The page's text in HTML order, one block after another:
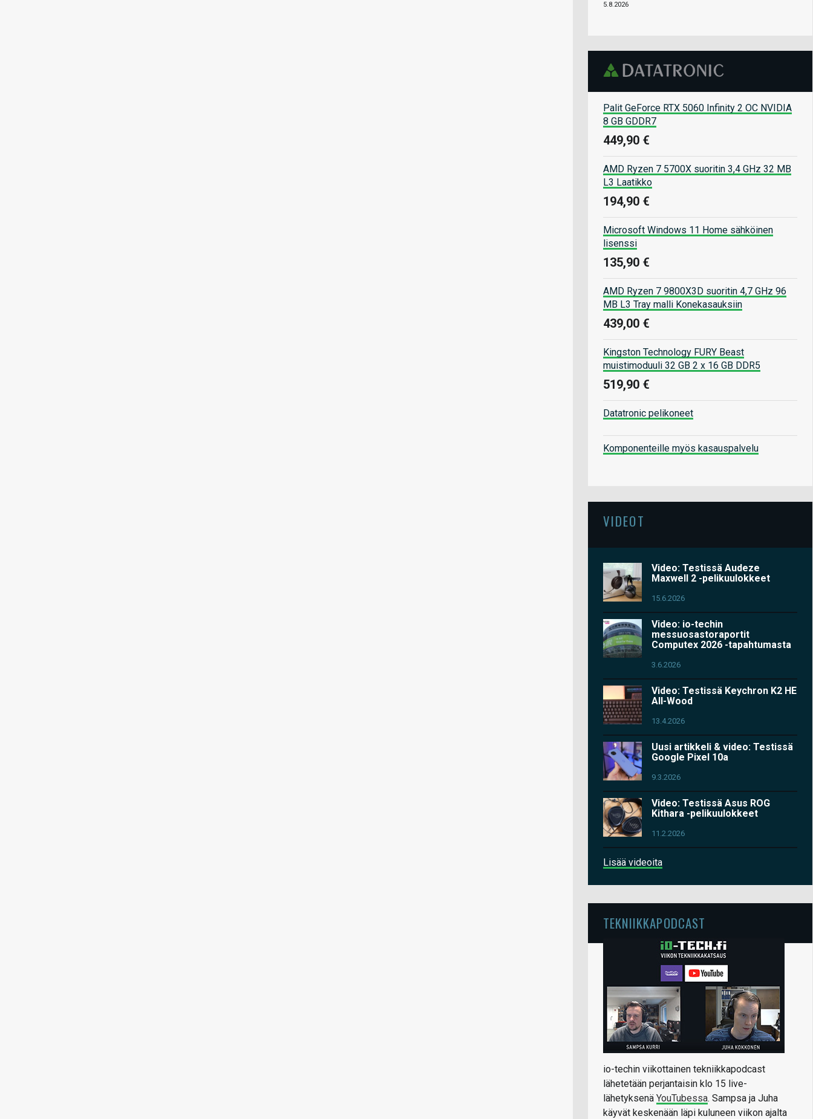
5.8.2026
Palit GeForce RTX 5060 Infinity 2 OC NVIDIA
8 GB GDDR7
449,90 €
AMD Ryzen 7 5700X suoritin 3,4 GHz 32 MB
L3 Laatikko
194,90 €
Microsoft Windows 11 Home sähköinen
lisenssi
135,90 €
AMD Ryzen 7 9800X3D suoritin 4,7 GHz 96
MB L3 Tray malli Konekasauksiin
439,00 €
Kingston Technology FURY Beast
muistimoduuli 32 GB 2 x 16 GB DDR5
519,90 €
Datatronic pelikoneet
Komponenteille myös kasauspalvelu
VIDEOT
Video: Testissä Audeze
Maxwell 2 -pelikuulokkeet
15.6.2026
Video: io-techin
messuosastoraportit
Computex 2026 -tapahtumasta
3.6.2026
Video: Testissä Keychron K2 HE
All-Wood
13.4.2026
Uusi artikkeli & video: Testissä
Google Pixel 10a
9.3.2026
Video: Testissä Asus ROG
Kithara -pelikuulokkeet
11.2.2026
Lisää videoita
TEKNIIKKAPODCAST
io-techin viikottainen tekniikkapodcast
lähetetään perjantaisin klo 15 live-
lähetyksenä YouTubessa. Sampsa ja Juha
käyvät keskenään läpi kuluneen viikon ajalta